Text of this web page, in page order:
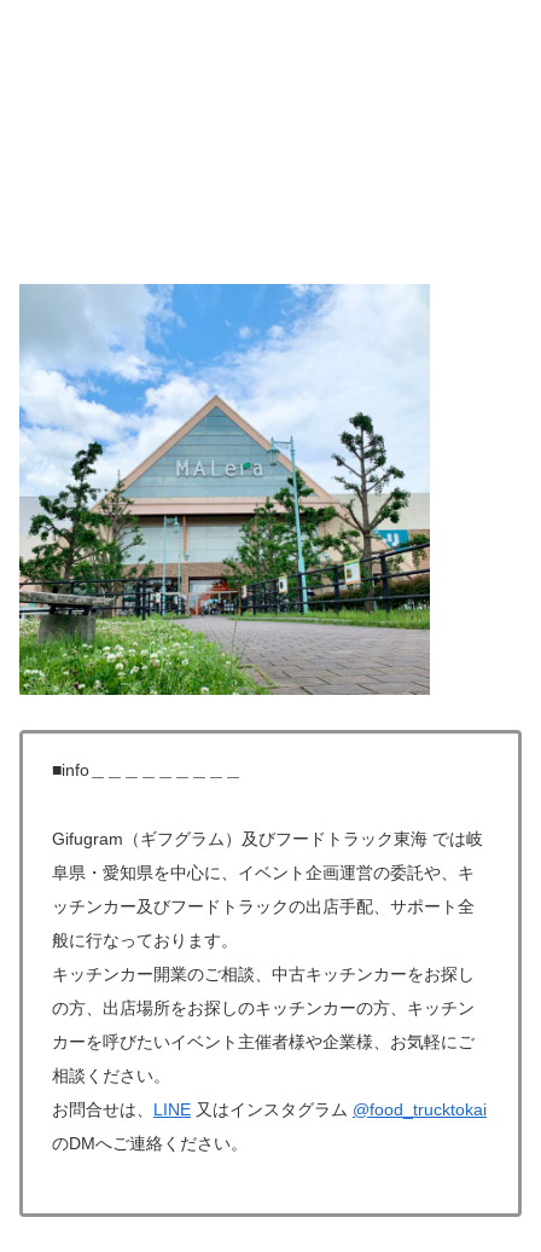
■info＿＿＿＿＿＿＿＿＿
Gifugram（ギフグラム）及びフードトラック東海 では岐
阜県・愛知県を中心に、イベント企画運営の委託や、キ
ッチンカー及びフードトラックの出店手配、サポート全
般に行なっております。
キッチンカー開業のご相談、中古キッチンカーをお探し
の方、出店場所をお探しのキッチンカーの方、キッチン
カーを呼びたいイベント主催者様や企業様、お気軽にご
相談ください。
お問合せは、 LINE 又はインスタグラム @food_trucktokai
のDMへご連絡ください。